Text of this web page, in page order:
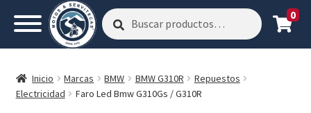
Buscar
por:
Buscar 0
Inicio Marcas BMW BMW G310R
Repuestos
Electricidad
Faro Led Bmw G310Gs / G310R